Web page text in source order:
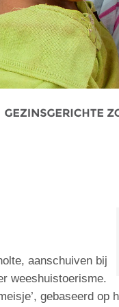
aanschuiven bij
weeshuistoerisme.
gebaseerd op